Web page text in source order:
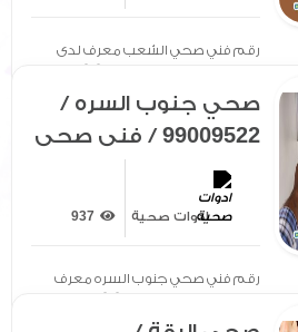
رقم فني صحي الشعب معرف لدى
الجميع بتوفير سيارة مجهزة[ .. ]
صحي جنوب السره /
99009522 / فني صحي
/ سباك / ادوات صحية /
رقم صحي جنوب
السره
ادوات صحية
رقم فني صحي جنوب السره معرف
لدى الجميع بتوفير سيارة[ .. ]